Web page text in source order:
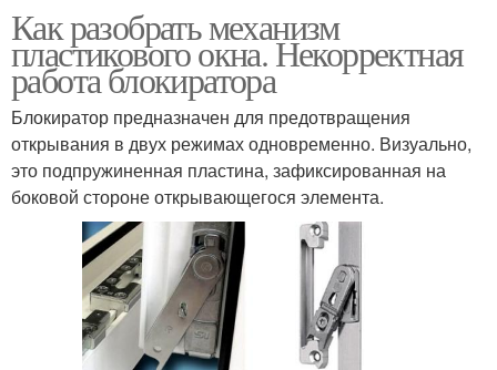
Как разобрать механизм
пластикового окна. Некорректная
работа блокиратора
Блокиратор предназначен для предотвращения
открывания в двух режимах одновременно. Визуально,
это подпружиненная пластина, зафиксированная на
боковой стороне открывающегося элемента.